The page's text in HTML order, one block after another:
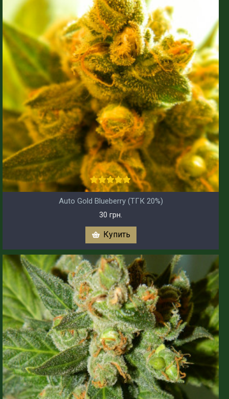
Auto Gold Blueberry (ТГК 20%)
30 грн.
Купить